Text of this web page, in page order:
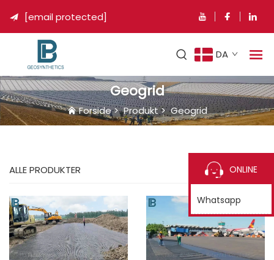
 [email protected]
DA
Geogrid
Forside>Produkt>Geogrid
ALLE PRODUKTER ONLINE
Whatsapp